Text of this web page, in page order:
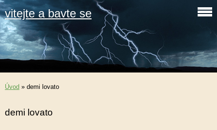
vitejte a bavte se
Úvod » demi lovato
demi lovato